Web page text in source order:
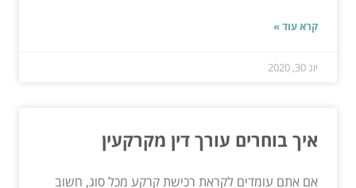
קרא עוד »
יונ 30, 2020
איך בוחרים עורך דין מקרקעין
אם אתם עומדים לקראת רכישת קרקע מכל סוג, חשוב